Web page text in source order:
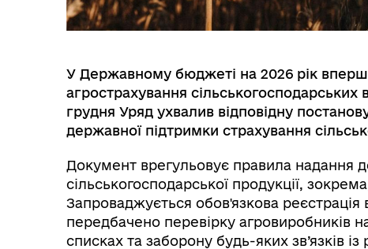
У Державному бюджеті на 2026 рік
агрострахування сільськогосподарських
грудня Уряд ухвалив відповідну
державної підтримки страхування
Документ врегульовує правила надання
сільськогосподарської продукції,
Запроваджується обов'язкова реєстрація
передбачено перевірку агровиробників
списках та заборону будь-яких зв’язків